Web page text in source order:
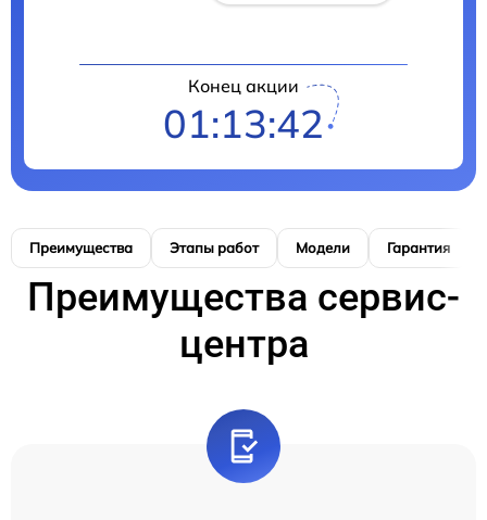
Конец акции
01:13:41
Преимущества Этапы работ Модели Гарантия
Преимущества сервис-
центра